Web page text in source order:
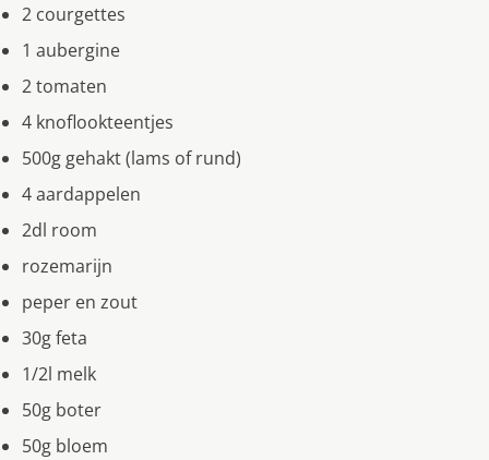
2 courgettes
1 aubergine
2 tomaten
4 knoflookteentjes
500g gehakt (lams of rund)
4 aardappelen
2dl room
rozemarijn
peper en zout
30g feta
1/2l melk
50g boter
50g bloem